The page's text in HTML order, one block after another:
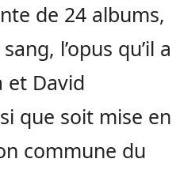
de 24 albums,
l’opus qu’il a
et David
que soit mise en
commune du